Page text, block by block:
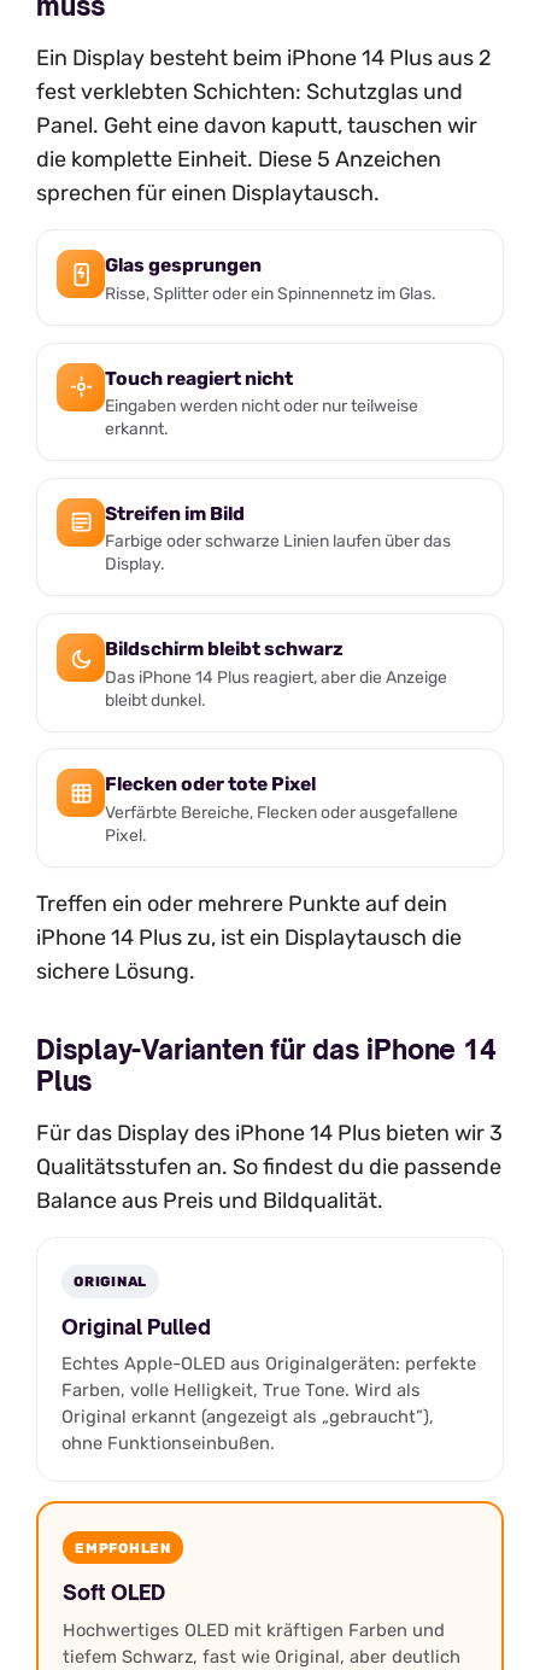
Ein Display besteht beim iPhone 14 Plus aus 2
fest verklebten Schichten: Schutzglas und
Panel. Geht eine davon kaputt, tauschen wir
die komplette Einheit. Diese 5 Anzeichen
sprechen für einen Displaytausch.
Glas gesprungen
Risse, Splitter oder ein Spinnennetz im Glas.
Touch reagiert nicht
Eingaben werden nicht oder nur teilweise
erkannt.
Streifen im Bild
Farbige oder schwarze Linien laufen über das
Display.
Bildschirm bleibt schwarz
Das iPhone 14 Plus reagiert, aber die Anzeige
bleibt dunkel.
Flecken oder tote Pixel
Verfärbte Bereiche, Flecken oder ausgefallene
Pixel.
Treffen ein oder mehrere Punkte auf dein
iPhone 14 Plus zu, ist ein Displaytausch die
sichere Lösung.
Display-Varianten für das iPhone 14
Plus
Für das Display des iPhone 14 Plus bieten wir 3
Qualitätsstufen an. So findest du die passende
Balance aus Preis und Bildqualität.
ORIGINAL
Original Pulled
Echtes Apple-OLED aus Originalgeräten: perfekte
Farben, volle Helligkeit, True Tone. Wird als
Original erkannt (angezeigt als „gebraucht”),
ohne Funktionseinbußen.
EMPFOHLEN
Soft OLED
Hochwertiges OLED mit kräftigen Farben und
tiefem Schwarz, fast wie Original, aber deutlich